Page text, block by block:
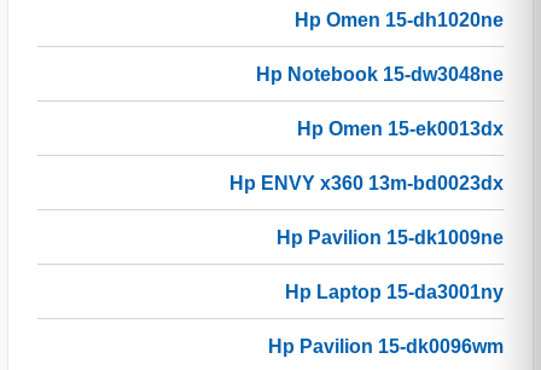
Hp Omen 15-dh1020ne
Hp Notebook 15-dw3048ne
Hp Omen 15-ek0013dx
Hp ENVY x360 13m-bd0023dx
Hp Pavilion 15-dk1009ne
Hp Laptop 15-da3001ny
Hp Pavilion 15-dk0096wm